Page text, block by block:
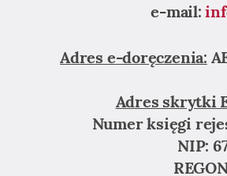
e-mail:
Adres e-doręczenia:
Adres skrytki
Numer księgi
NIP: